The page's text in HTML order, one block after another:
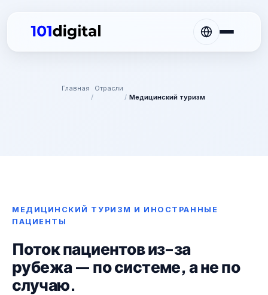
Главная
/
Отрасли
/ Медицинский туризм
МЕДИЦИНСКИЙ ТУРИЗМ И ИНОСТРАННЫЕ
ПАЦИЕНТЫ
Поток пациентов из-за
рубежа — по системе, а не по
случаю.